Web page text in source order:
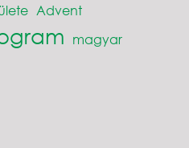
Advent
magyar